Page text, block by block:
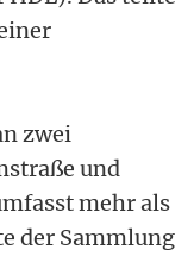
zwei
und
mehr als
der Sammlung